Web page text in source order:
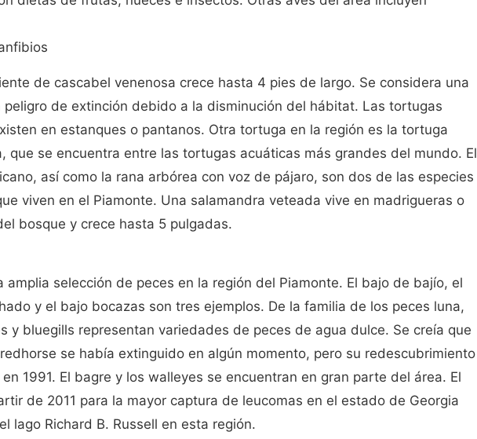
de cascabel venenosa crece hasta 4 pies de largo. Se considera una
peligro de extinción debido a la disminución del hábitat. Las tortugas
en estanques o pantanos. Otra tortuga en la región es la tortuga
que se encuentra entre las tortugas acuáticas más grandes del mundo. El
así como la rana arbórea con voz de pájaro, son dos de las especies
viven en el Piamonte. Una salamandra veteada vive en madrigueras o
bosque y crece hasta 5 pulgadas.
amplia selección de peces en la región del Piamonte. El bajo de bajío, el
y el bajo bocazas son tres ejemplos. De la familia de los peces luna,
y bluegills representan variedades de peces de agua dulce. Se creía que
se había extinguido en algún momento, pero su redescubrimiento
1991. El bagre y los walleyes se encuentran en gran parte del área. El
de 2011 para la mayor captura de leucomas en el estado de Georgia
lago Richard B. Russell en esta región.